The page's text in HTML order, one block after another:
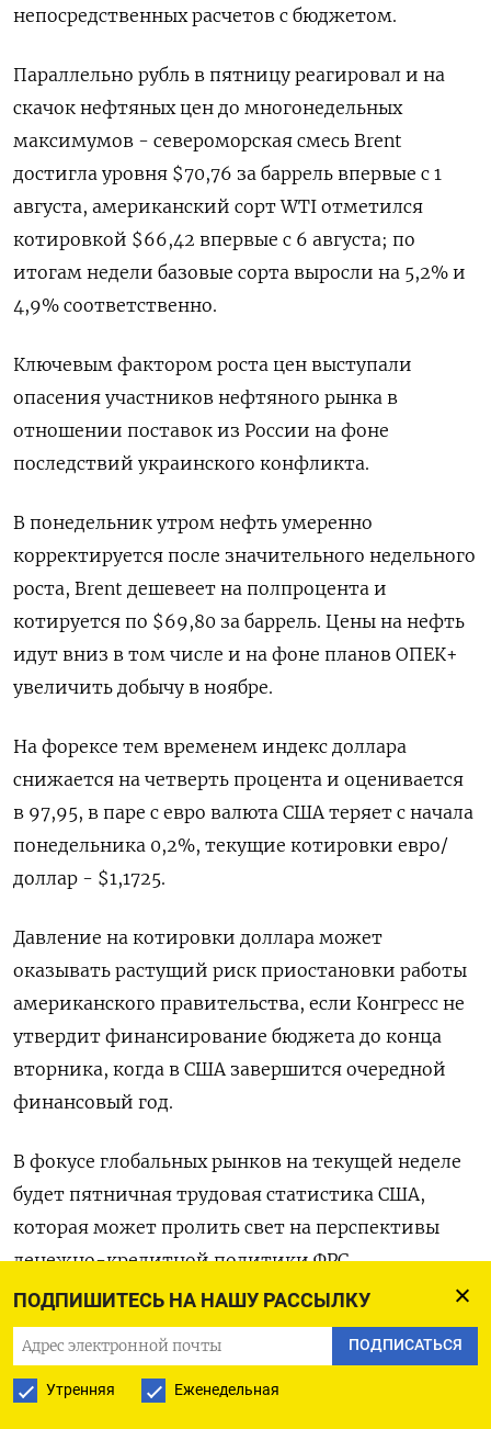
ПОДПИШИТЕСЬ НА НАШУ РАССЫЛКУ
ПОДПИСАТЬСЯ
Утренняя Еженедельная
непосредственных расчетов с бюджетом.
Параллельно рубль в пятницу реагировал и на
скачок нефтяных цен до многонедельных
максимумов - североморская смесь Brent
достигла уровня $70,76 за баррель впервые с 1
августа, американский сорт WTI отметился
котировкой $66,42 впервые с 6 августа; по
итогам недели базовые сорта выросли на 5,2% и
4,9% соответственно.
Ключевым фактором роста цен выступали
опасения участников нефтяного рынка в
отношении поставок из России на фоне
последствий украинского конфликта.
В понедельник утром нефть умеренно
корректируется после значительного недельного
роста, Brent дешевеет на полпроцента и
котируется по $69,80 за баррель. Цены на нефть
идут вниз в том числе и на фоне планов ОПЕК+
увеличить добычу в ноябре.
На форексе тем временем индекс доллара
снижается на четверть процента и оценивается
в 97,95, в паре с евро валюта США теряет с начала
понедельника 0,2%, текущие котировки евро/
доллар - $1,1725.
Давление на котировки доллара может
оказывать растущий риск приостановки работы
американского правительства, если Конгресс не
утвердит финансирование бюджета до конца
вторника, когда в США завершится очередной
финансовый год.
В фокусе глобальных рынков на текущей неделе
будет пятничная трудовая статистика США,
которая может пролить свет на перспективы
денежно-кредитной политики ФРС.